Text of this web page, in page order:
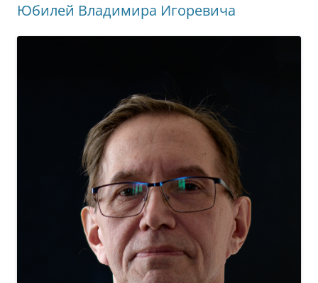
Юбилей Владимира Игоревича